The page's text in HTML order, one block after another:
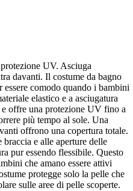
UV. Asciuga
davanti. Il costume da bagno
comodo quando i bambini
elastico e a asciugatura
offre una protezione UV fino a
più tempo al sole. Una
offrono una copertura totale.
e alle aperture delle
pur essendo flessibile. Questo
che amano essere attivi
protegge solo la pelle che
sulle aree di pelle scoperte.